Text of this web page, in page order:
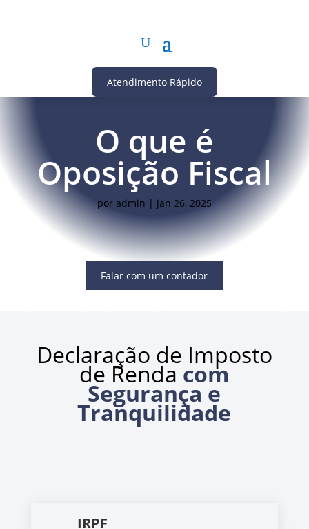
Atendimento Rápido
O que é
Oposição Fiscal
por admin | jan 26, 2025
Falar com um contador
Declaração de Imposto
de Renda com
Segurança e
Tranquilidade
IRPF